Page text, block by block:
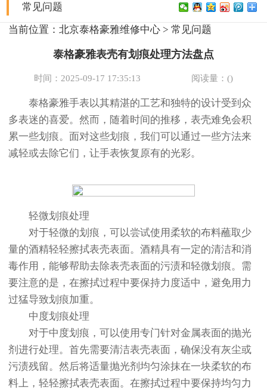
北京市朝阳区建国门外大街甲6号华熙国际中心写字楼D座11层1102室（需提前预约）
节假日正常营业！
常见问题
当前位置： 北京泰格豪雅维修中心 > 常见问题
泰格豪雅表壳有划痕处理方法盘点
时间：2025-09-17 17:35:13 阅读量：()
泰格豪雅手表以其精湛的工艺和独特的设计受到众
多表迷的喜爱。然而，随着时间的推移，表壳难免会积
累一些划痕。面对这些划痕，我们可以通过一些方法来
减轻或去除它们，让手表恢复原有的光彩。
轻微划痕处理
对于轻微的划痕，可以尝试使用柔软的布料蘸取少
量的酒精轻轻擦拭表壳表面。酒精具有一定的清洁和消
毒作用，能够帮助去除表壳表面的污渍和轻微划痕。需
要注意的是，在擦拭过程中要保持力度适中，避免用力
过猛导致划痕加重。
中度划痕处理
对于中度划痕，可以使用专门针对金属表面的抛光
剂进行处理。首先需要清洁表壳表面，确保没有灰尘或
污渍残留。然后将适量抛光剂均匀涂抹在一块柔软的布
料上，轻轻擦拭表壳表面。在擦拭过程中要保持均匀力